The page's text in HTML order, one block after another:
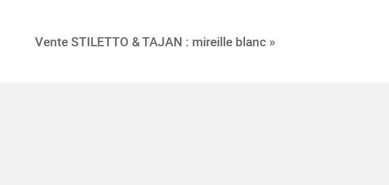
Vente STILETTO & TAJAN : mireille blanc »